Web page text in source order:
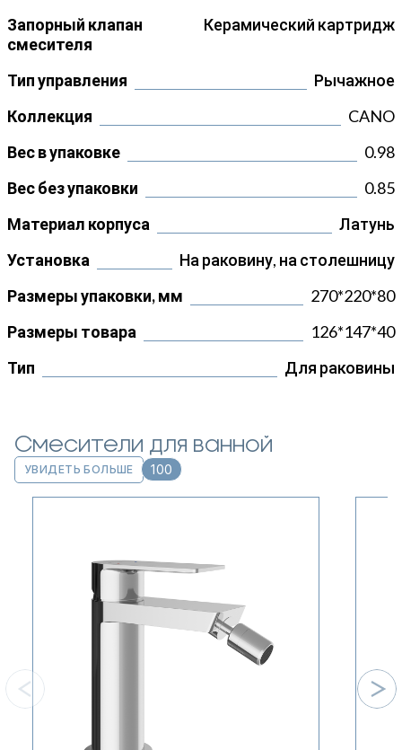
Запорный клапан
смесителя
Керамический картридж
Тип управления
Рычажное
Коллекция
CANO
Вес в упаковке
0.98
Вес без упаковки
0.85
Материал корпуса
Латунь
Установка
На раковину, на столешницу
Размеры упаковки, мм
270*220*80
Размеры товара
126*147*40
Тип
Для раковины
Смесители для ванной
УВИДЕТЬ БОЛЬШЕ 100